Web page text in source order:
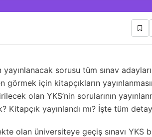
sorusu tüm sınav
görmek için kitapçıkların
olan YKS’nin sorularının
Kitapçık yayınlandı mı? İşte tüm
olan üniversiteye geçiş sınavı YKS